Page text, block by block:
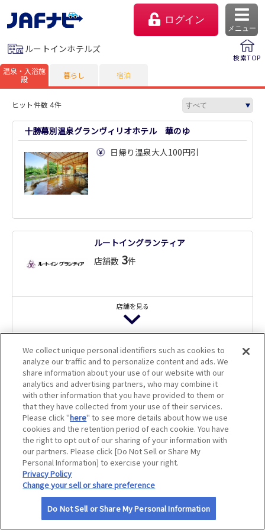
ログイン
メニュー
マイページ
ルートインホテルズ
検索TOP
温泉・入浴施
設
暮らし 宿泊
ヒット件数 4件
十勝幕別温泉グランヴィリオホテル 華のゆ
日帰り温泉大人100円引
ルートイングランティア
店舗数 3件
店舗を見る
ルートイングランティア小松エアポート 天然温泉 あた
かの湯
温浴大人100円引
ルートイングランティア太宰府 健康ランド みかさの湯
入浴料大人100円引
We collect unique personal identifiers such as cookies to
analyze our traffic and to personalize content and ads. We
share information about your use of our website with our
analytics and advertising partners, who may combine it
with other information that you have provided to them or
that they have collected from your use of their services.
Please click "here" to see more details about how we use
cookies and the retention period of each cookie. You have
the right to opt out of our sharing of your information with
our partners. Please click [Do Not Sell or Share My
Personal Information] to exercise your right.
Privacy Policy
Change your sell or share preference
Do Not Sell or Share My Personal Information